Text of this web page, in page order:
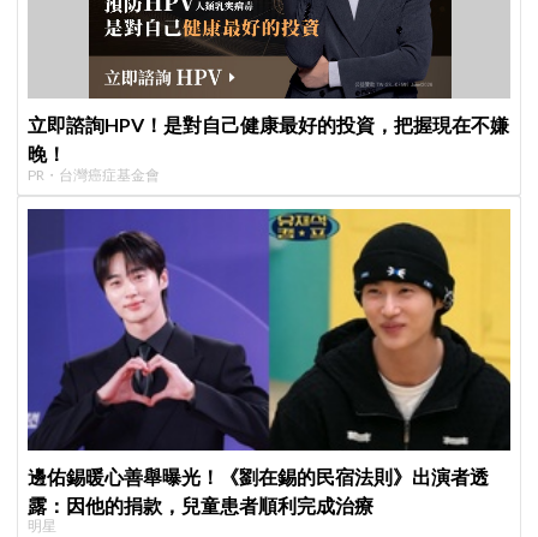
立即諮詢HPV！是對自己健康最好的投資，把握現在不嫌
晚！
PR・台灣癌症基金會
邊佑錫暖心善舉曝光！《劉在錫的民宿法則》出演者透
露：因他的捐款，兒童患者順利完成治療
明星